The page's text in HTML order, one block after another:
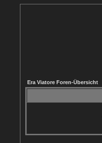
Era Viatore Foren-Übersicht